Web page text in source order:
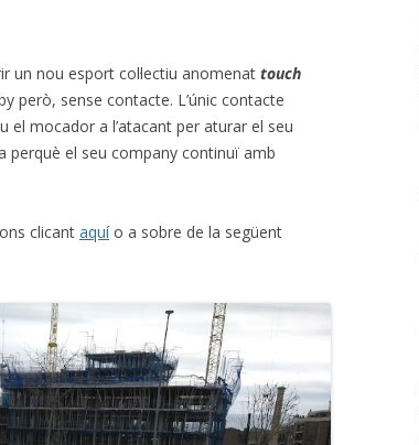
un nou esport col·lectiu anomenat touch
però, sense contacte. L’únic contacte
mocador a l’atacant per aturar el seu
perquè el seu company continuï amb
clicant aquío a sobre de la següent